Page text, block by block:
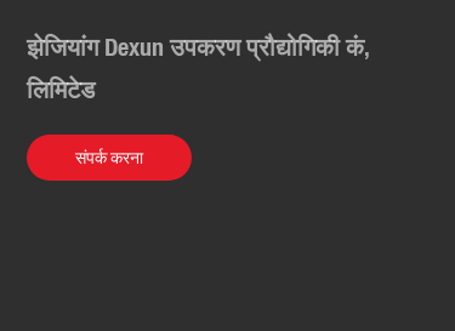
झेजियांग Dexun उपकरण प्रौद्योगिकी कं,
लिमिटेड
संपर्क करना